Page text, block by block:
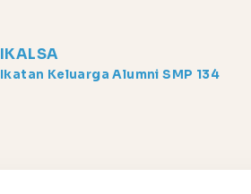
IKALSA
Ikatan Keluarga Alumni SMP 134